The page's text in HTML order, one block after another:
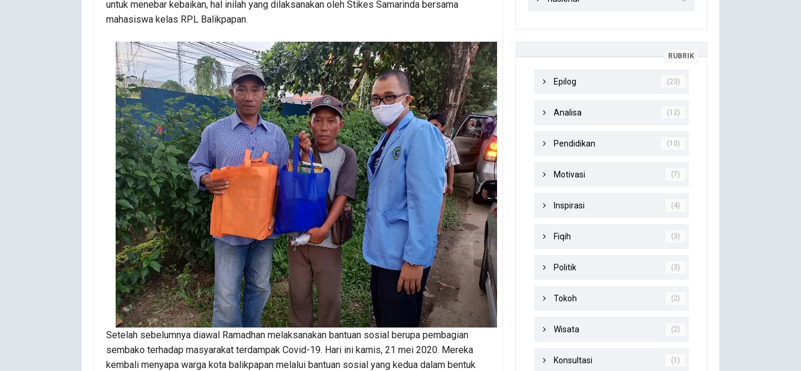
untuk menebar kebaikan, hal inilah yang dilaksanakan oleh Stikes Samarinda bersama
mahasiswa kelas RPL Balikpapan.
Setelah sebelumnya diawal Ramadhan melaksanakan bantuan sosial berupa pembagian
sembako terhadap masyarakat terdampak Covid-19. Hari ini kamis, 21 mei 2020. Mereka
kembali menyapa warga kota balikpapan melalui bantuan sosial yang kedua dalam bentuk
RUBRIK
Epilog (23)
Analisa (12)
Pendidikan (10)
Motivasi (7)
Inspirasi (4)
Fiqih (3)
Politik (3)
Tokoh (2)
Wisata (2)
Konsultasi (1)